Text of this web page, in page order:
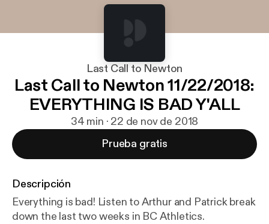
Last Call to Newton
Last Call to Newton 11/22/2018:
EVERYTHING IS BAD Y'ALL
34 min · 22 de nov de 2018
Prueba gratis
Descripción
Everything is bad! Listen to Arthur and Patrick break
down the last two weeks in BC Athletics.